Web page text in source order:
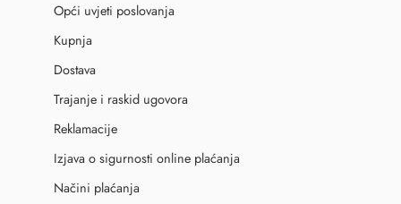
Opći uvjeti poslovanja
Kupnja
Dostava
Trajanje i raskid ugovora
Reklamacije
Izjava o sigurnosti online plaćanja
Načini plaćanja